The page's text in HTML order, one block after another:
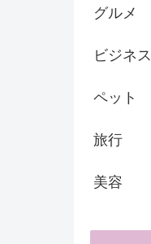
グルメ
ビジネス
ペット
旅行
美容